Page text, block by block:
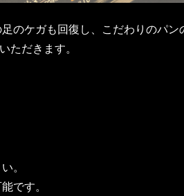
のケガも回復し、こだわりのパ
ただきます。
。
です。